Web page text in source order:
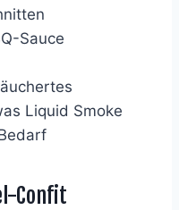
Sauce
Liquid Smoke
Confit